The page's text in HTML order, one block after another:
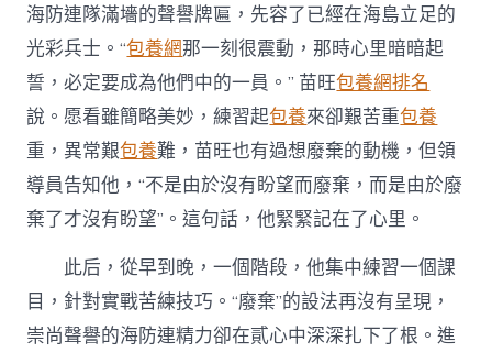
海防連隊滿墻的聲譽牌匾，先容了已經在海島立足的
光彩兵士。“包養網那一刻很震動，那時心里暗暗起
誓，必定要成為他們中的一員。” 苗旺包養網排名
說。愿看雖簡略美妙，練習起包養來卻艱苦重包養
重，異常艱包養難，苗旺也有過想廢棄的動機，但領
導員告知他，“不是由於沒有盼望而廢棄，而是由於廢
棄了才沒有盼望”。這句話，他緊緊記在了心里。
此后，從早到晚，一個階段，他集中練習一個課
目，針對實戰苦練技巧。“廢棄”的設法再沒有呈現，
崇尚聲譽的海防連精力卻在貳心中深深扎下了根。進